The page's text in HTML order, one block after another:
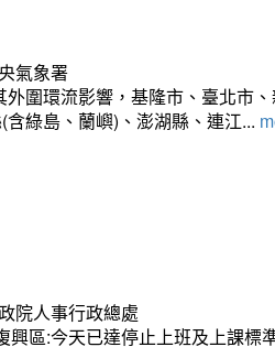
氣象署
圍環流影響，基隆市、臺北市
綠島、蘭嶼)、澎湖縣、連江...
院人事行政總處
興區:今天已達停止上班及上課